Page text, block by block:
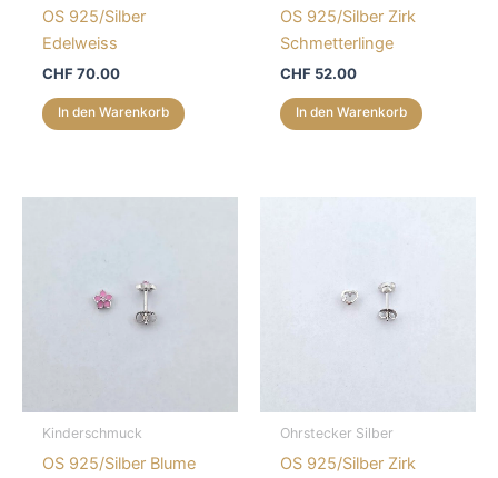
OS 925/Silber
Edelweiss
CHF70.00
In den Warenkorb
OS 925/Silber Zirk
Schmetterlinge
CHF52.00
In den Warenkorb
Kinderschmuck
OS 925/Silber Blume
Ohrstecker Silber
OS 925/Silber Zirk